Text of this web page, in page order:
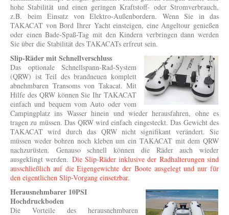
hohe Stabilität und einen geringen Kraftstoff- oder Stromverbrauch,
z.B. beim Einsatz von Elektro-Außenbordern. Wenn Sie in das
TAKACAT von Bord Ihrer Yacht einsteigen, eine Angeltour genießen
oder einen Bade-Spaß-Tag mit den Kindern verbringen dann werden
Sie über die Stabilität des TAKACATs erfreut sein.
Slip-Räder mit Schnellverschluss
Das optionale Schnellspann-Rad-System
(QRW) ist Teil des brandneuen komplett
abnehmbaren Transoms von Takacat. Mit
Hilfe des QRW können Sie Ihr TAKACAT
einfach und bequem vom Auto oder vom
Campingplatz ins Wasser hinein und wieder herausfahren, ohne es
tragen zu müssen. Das QRW wird einfach eingesteckt. Das Gewicht des
TAKACAT wird durch das QRW nicht signifikant verändert. Sie
müssen weder bohren noch kleben um ein TAKACAT mit dem QRW
nachzurüsten. Genauso schnell können die Räder auch wieder
ausgeklingt werden. Die Slip-Räder inklusive der Radhalterungen sind
ausschließlich auf die Eigengewichte der Boote ausgelegt und nur für
den eigentlichen Slip-Vorgang einsetzbar.
Herausnehmbarer 10PSI
Hochdruckboden
Die Vorteile des herausnehmbaren